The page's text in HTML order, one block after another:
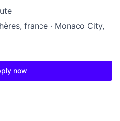
france · Monaco City,
now